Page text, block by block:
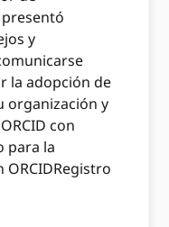
y
la adopción de
organización y
con
para la